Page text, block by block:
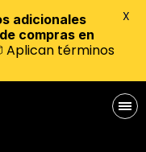
adicionales
compras en
Aplican términos
X